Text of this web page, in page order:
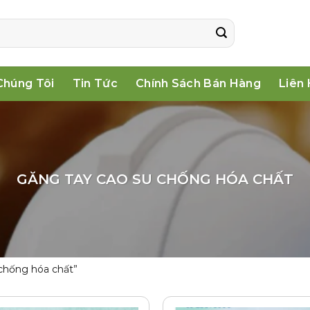
Tôi Tin Tức Chính Sách Bán Hàng Liên
GĂNG TAY CAO SU CHỐNG HÓA CHẤT
hóa chất”